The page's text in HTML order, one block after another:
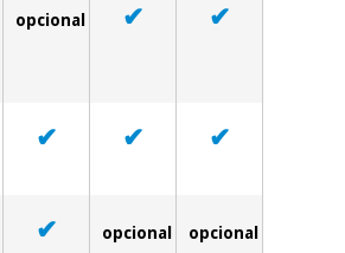
opcional ✔ ✔
✔ ✔ ✔
✔ opcional opcional